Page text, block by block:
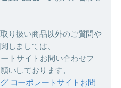
り扱い商品以外のご質問や
しましては、
トサイトお問い合わせフ
いしております。
コーポレートサイトお問